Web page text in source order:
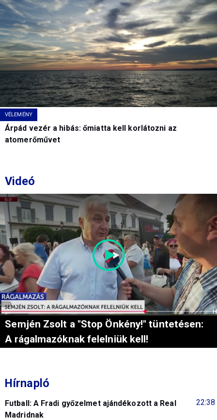
VÉLEMÉNY
Árpád vezér a hibás: őmiatta kell korlátozni az
atomerőművet
Videó
Semjén Zsolt a "Stop Önkény!" tüntetésen:
A rágalmazóknak felelniük kell!
Hírnapló
22:38
Futball: A Fradi győzelmet ajándékozott a Real
Madridnak